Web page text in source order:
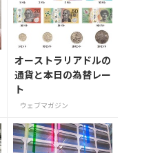
オーストラリアドルの
通貨と本日の為替レー
ト
ウェブマガジン